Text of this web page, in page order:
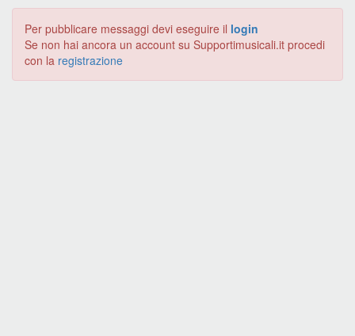
Per pubblicare messaggi devi eseguire il login
Se non hai ancora un account su Supportimusicali.it procedi
con la registrazione